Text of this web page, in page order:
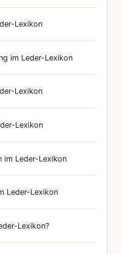
Lexikon
im Leder-Lexikon
Lexikon
Lexikon
im Leder-Lexikon
Leder-Lexikon
Lexikon?